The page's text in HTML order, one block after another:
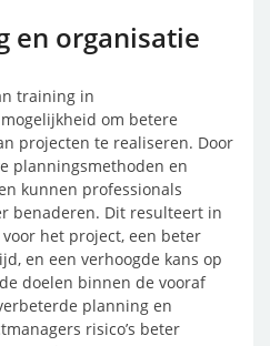
en organisatie
training in
om betere
projecten te realiseren. Door
planningsmethoden en
kunnen professionals
benaderen. Dit resulteert in
het project, een beter
en een verhoogde kans op
doelen binnen de vooraf
planning en
risico’s beter